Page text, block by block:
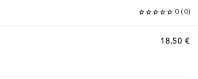
0 (0)
18,50 €